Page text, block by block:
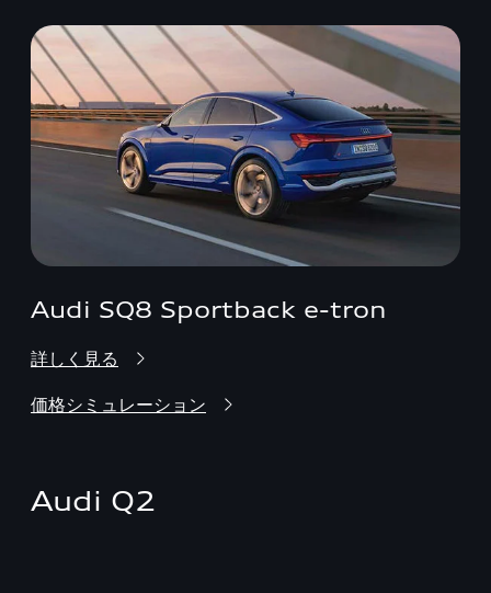
Audi SQ8 Sportback e-tron
詳しく見る
価格シミュレーション
Audi Q2